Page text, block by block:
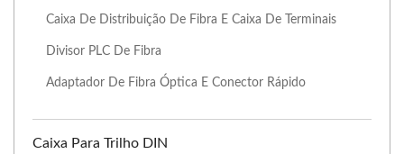
Caixa De Distribuição De Fibra E Caixa De Terminais
Divisor PLC De Fibra
Adaptador De Fibra Óptica E Conector Rápido
Caixa Para Trilho DIN